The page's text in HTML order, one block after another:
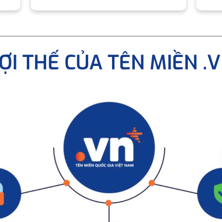
THẾ CỦA TÊN MIỀN